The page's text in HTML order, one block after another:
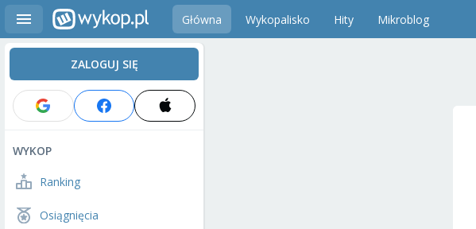
Główna Wykopalisko Hity Mikroblog
ZALOGUJ SIĘ
WYKOP
Ranking
Osiągnięcia